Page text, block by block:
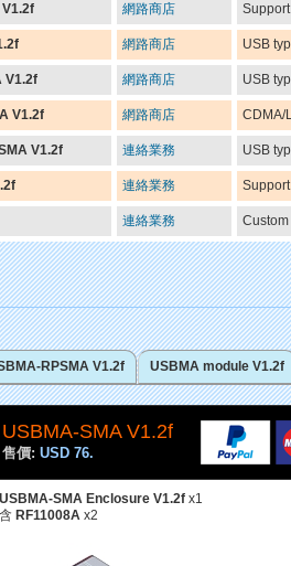
網路商店
網路商店 USB
V1.2f 網路商店 USB
V1.2f 網路商店 CDMA/
V1.2f 連絡業務 USB
連絡業務
連絡業務
RPSMA V1.2f USBMA module V1.2f
USBMA-SMA V1.2f
售價: USD 76.
USBMA-SMA Enclosure V1.2f x1
含 RF11008A x2